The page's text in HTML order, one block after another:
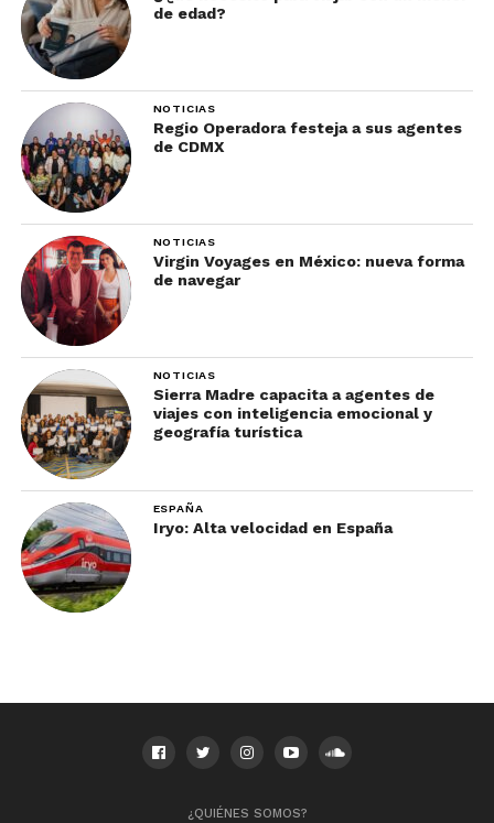
de edad?
NOTICIAS
Regio Operadora festeja a sus agentes
de CDMX
NOTICIAS
Virgin Voyages en México: nueva forma
de navegar
NOTICIAS
Sierra Madre capacita a agentes de
viajes con inteligencia emocional y
geografía turística
ESPAÑA
Iryo: Alta velocidad en España
¿QUIÉNES SOMOS?